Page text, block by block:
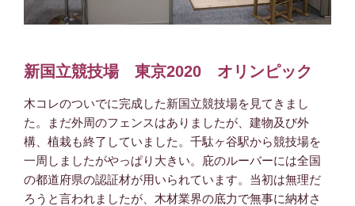
新国立競技場 東京2020 オリンピック
木コレのついでに完成した新国立競技場を見てきまし
た。まだ外周のフェンスはありましたが、建物及び外
構、植栽も終了していました。千駄ヶ谷駅から競技場を
一周しましたがやっぱり大きい。庇のルーバーには全国
の都道府県の認証材が用いられています。当初は無理だ
ろうと言われましたが、木材業界の底力で無事に納材さ